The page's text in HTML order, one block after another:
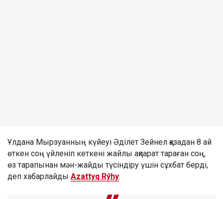
Ұлдана Мырзуанның күйеуі Әділет Зейнел қазадан 8 ай
өткен соң үйленіп кеткені жайлы ақпарат тараған соң,
өз тарапынан мән-жайды түсіндіру үшін сұхбат берді,
деп хабарлайды Azattyq Rýhy.